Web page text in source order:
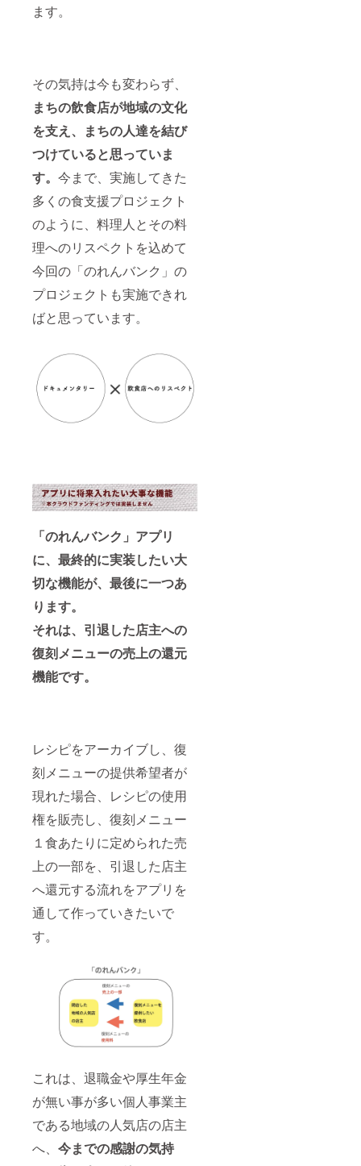
ます。
その気持は今も変わらず、
まちの飲食店が地域の文化
を支え、まちの人達を結び
つけていると思っていま
す。 今まで、実施してきた
多くの食支援プロジェクト
のように、料理人とその料
理へのリスペクトを込めて
今回の「のれんバンク」の
プロジェクトも実施できれ
ばと思っています。
「のれんバンク」アプリ
に、最終的に実装したい大
切な機能が、最後に一つあ
ります。
それは、引退した店主への
復刻メニューの売上の還元
機能です。
レシピをアーカイブし、復
刻メニューの提供希望者が
現れた場合、レシピの使用
権を販売し、復刻メニュー
１食あたりに定められた売
上の一部を、引退した店主
へ還元する流れをアプリを
通して作っていきたいで
す。
これは、退職金や厚生年金
が無い事が多い個人事業主
である地域の人気店の店主
へ、 今までの感謝の気持